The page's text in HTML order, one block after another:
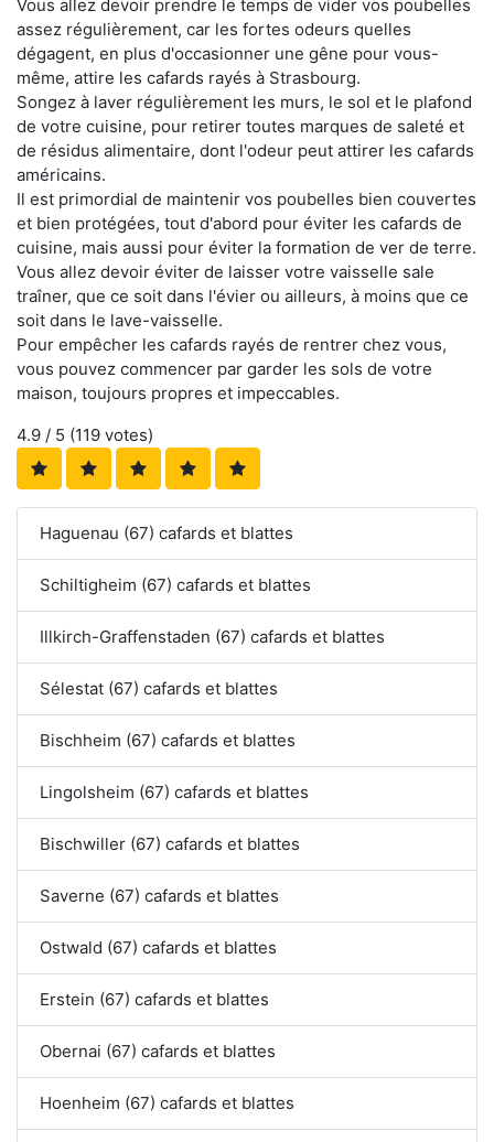
Vous allez devoir prendre le temps de vider vos poubelles
assez régulièrement, car les fortes odeurs quelles
dégagent, en plus d'occasionner une gêne pour vous-
même, attire les cafards rayés à Strasbourg.
Songez à laver régulièrement les murs, le sol et le plafond
de votre cuisine, pour retirer toutes marques de saleté et
de résidus alimentaire, dont l'odeur peut attirer les cafards
américains.
Il est primordial de maintenir vos poubelles bien couvertes
et bien protégées, tout d'abord pour éviter les cafards de
cuisine, mais aussi pour éviter la formation de ver de terre.
Vous allez devoir éviter de laisser votre vaisselle sale
traîner, que ce soit dans l'évier ou ailleurs, à moins que ce
soit dans le lave-vaisselle.
Pour empêcher les cafards rayés de rentrer chez vous,
vous pouvez commencer par garder les sols de votre
maison, toujours propres et impeccables.
4.9 / 5 (119 votes)
Haguenau (67) cafards et blattes
Schiltigheim (67) cafards et blattes
Illkirch-Graffenstaden (67) cafards et blattes
Sélestat (67) cafards et blattes
Bischheim (67) cafards et blattes
Lingolsheim (67) cafards et blattes
Bischwiller (67) cafards et blattes
Saverne (67) cafards et blattes
Ostwald (67) cafards et blattes
Erstein (67) cafards et blattes
Obernai (67) cafards et blattes
Hoenheim (67) cafards et blattes